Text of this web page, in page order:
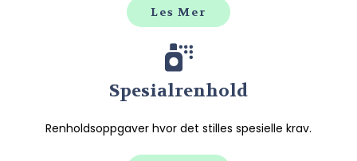
Les Mer
Spesialrenhold
Renholdsoppgaver hvor det stilles spesielle krav.